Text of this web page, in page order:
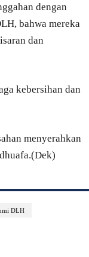
dengan
bahwa mereka
dan
kebersihan dan
menyerahkan
DLH